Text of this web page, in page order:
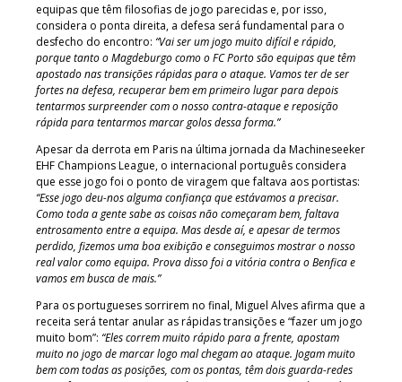
equipas que têm filosofias de jogo parecidas e, por isso,
considera o ponta direita, a defesa será fundamental para o
desfecho do encontro: “Vai ser um jogo muito difícil e rápido,
porque tanto o Magdeburgo como o FC Porto são equipas que têm
apostado nas transições rápidas para o ataque. Vamos ter de ser
fortes na defesa, recuperar bem em primeiro lugar para depois
tentarmos surpreender com o nosso contra-ataque e reposição
rápida para tentarmos marcar golos dessa forma.”
Apesar da derrota em Paris na última jornada da Machineseeker
EHF Champions League, o internacional português considera
que esse jogo foi o ponto de viragem que faltava aos portistas:
“Esse jogo deu-nos alguma confiança que estávamos a precisar.
Como toda a gente sabe as coisas não começaram bem, faltava
entrosamento entre a equipa. Mas desde aí, e apesar de termos
perdido, fizemos uma boa exibição e conseguimos mostrar o nosso
real valor como equipa. Prova disso foi a vitória contra o Benfica e
vamos em busca de mais.”
Para os portugueses sorrirem no final, Miguel Alves afirma que a
receita será tentar anular as rápidas transições e “fazer um jogo
muito bom”: “Eles correm muito rápido para a frente, apostam
muito no jogo de marcar logo mal chegam ao ataque. Jogam muito
bem com todas as posições, com os pontas, têm dois guarda-redes